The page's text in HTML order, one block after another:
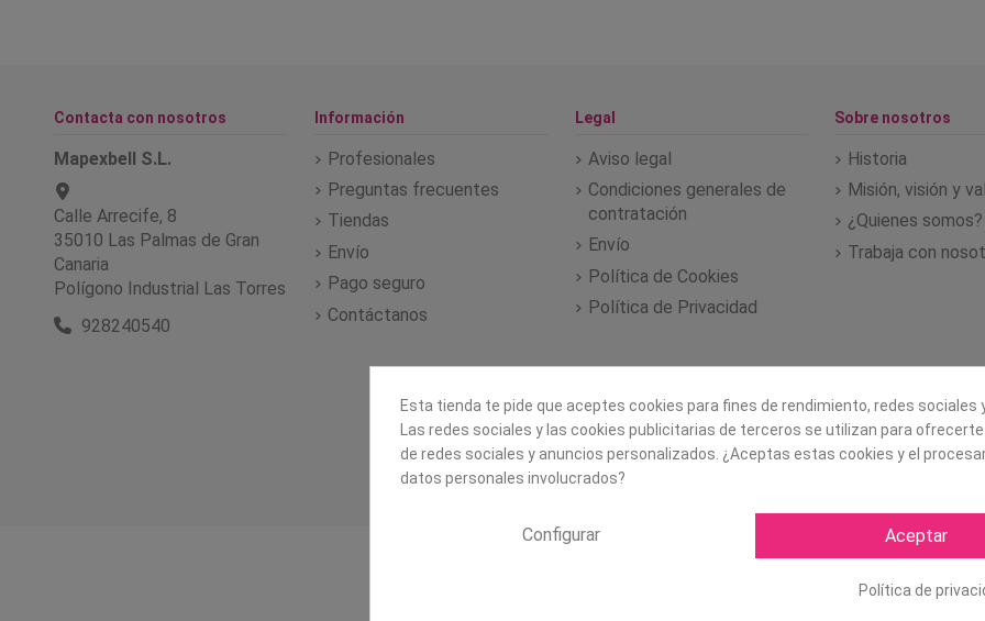
Contacta con nosotros
Mapexbell S.L.
Calle Arrecife, 8
35010 Las Palmas de Gran
Canaria
Polígono Industrial Las Torres
928240540
Información
Profesionales
Preguntas frecuentes
Tiendas
Envío
Pago seguro
Contáctanos
Legal
Aviso legal
Condiciones generales de
contratación
Envío
Política de Cookies
Política de Privacidad
Sobre nosotros
Historia
Misión, visión y
¿Quienes somos?
Trabaja con
2026 Mapexbell
Esta tienda te pide que aceptes cookies para fines de rendimiento, redes sociales
Las redes sociales y las cookies publicitarias de terceros se utilizan para
de redes sociales y anuncios personalizados. ¿Aceptas estas cookies y el
datos personales involucrados?
Configurar Aceptar
Política de